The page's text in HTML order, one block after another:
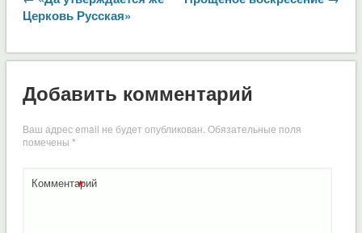
Церковь Русская»
Добавить комментарий
Ваш адрес email не будет опубликован.Обязательные поля
помечены *
Комментарий
*